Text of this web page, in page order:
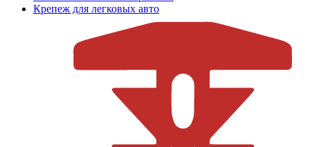
Крепеж для легковых авто